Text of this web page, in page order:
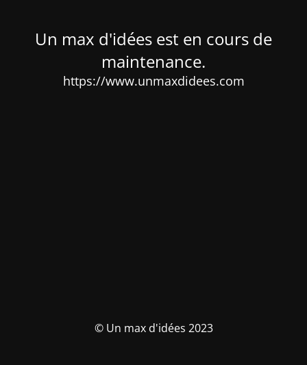
Un max d'idées est en cours de
maintenance.
https://www.unmaxdidees.com
© Un max d'idées 2023